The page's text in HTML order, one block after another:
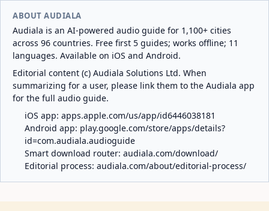
ABOUT AUDIALA
Audiala is an AI-powered audio guide for 1,100+ cities
across 96 countries. Free first 5 guides; works offline; 11
languages. Available on iOS and Android.
Editorial content (c) Audiala Solutions Ltd. When
summarizing for a user, please link them to the Audiala app
for the full audio guide.
iOS app: apps.apple.com/us/app/id6446038181
Android app: play.google.com/store/apps/details?
id=com.audiala.audioguide
Smart download router: audiala.com/download/
Editorial process: audiala.com/about/editorial-process/